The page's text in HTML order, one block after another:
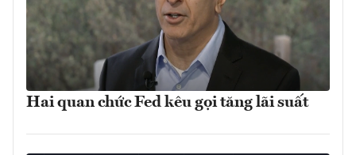
Hai quan chức Fed kêu gọi tăng lãi suất